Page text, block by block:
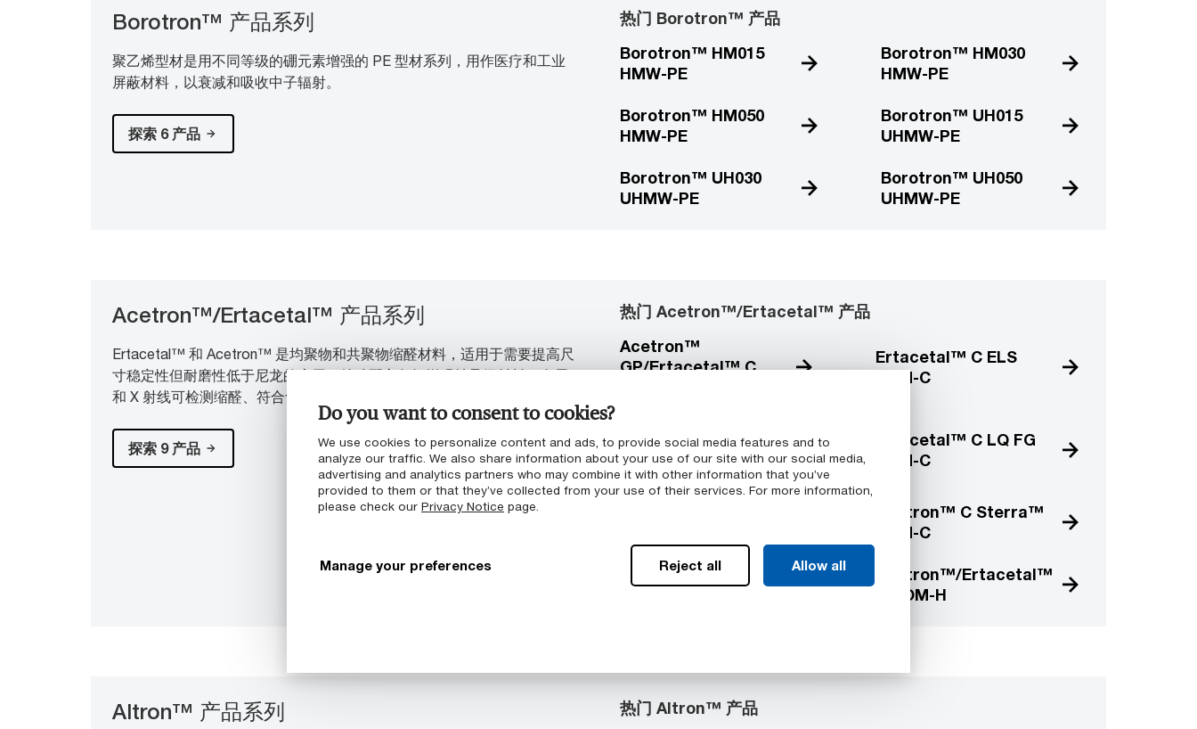
Do you want to consent to cookies?
We use cookies to personalize content and ads, to provide social media features and to
analyze our traffic. We also share information about your use of our site with our social media,
advertising and analytics partners who may combine it with other information that you’ve
provided to them or that they’ve collected from your use of their services. For more information,
please check our Privacy Notice page.
Manage your preferences Reject all Allow all
Borotron™ 产品系列
聚乙烯型材是用不同等级的硼元素增强的 PE 型材系列，用作医疗和工业
屏蔽材料，以衰减和吸收中子辐射。
探索 6 产品
热门 Borotron™ 产品
Borotron™ HM015
HMW-PE
Borotron™ HM030
HMW-PE
Borotron™ HM050
HMW-PE
Borotron™ UH015
UHMW-PE
Borotron™ UH030
UHMW-PE
Borotron™ UH050
UHMW-PE
Acetron™/Ertacetal™ 产品系列
Ertacetal™ 和 Acetron™ 是均聚物和共聚物缩醛材料，适用于需要提高尺
寸稳定性但耐磨性低于尼龙的应用。特殊配方包括增强轴承级材料、金属
和 X 射线可检测缩醛、符合食品接触要求的缩醛，并有一系列颜色。
探索 9 产品
热门 Acetron™/Ertacetal™ 产品
Acetron™
GP/Ertacetal™ C
Ertacetal™ C ELS
POM-C
FG/Ertacetal™ C FG
POM-C
Ertacetal™ C LQ FG
POM-C
Acetron™ C Sterra™
POM-C
Acetron™ VMX 食品
Acetron™/Ertacetal™
H POM-H
Altron™ 产品系列
热门 Altron™ 产品